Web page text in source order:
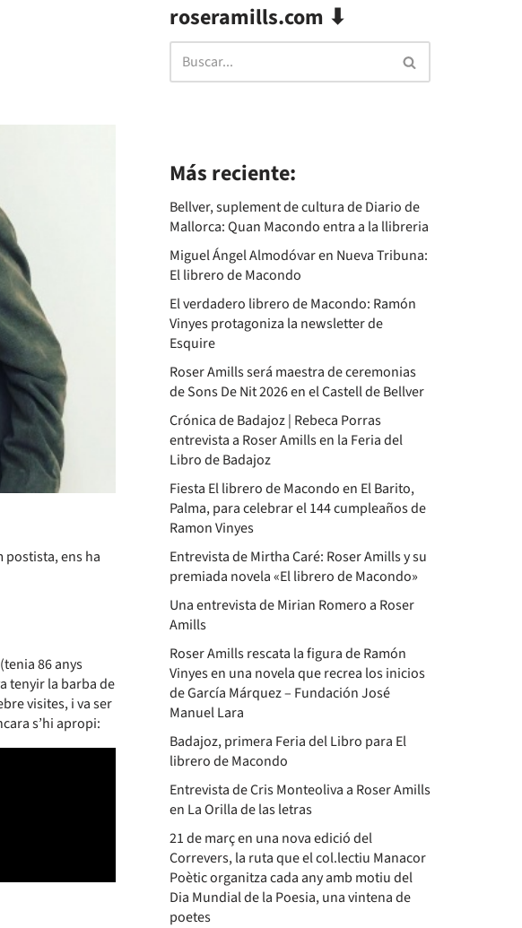
postista, ens ha
86 anys
tenyir la barba de
visites, i va ser
s’hi apropi:
roseramills.com ⬇
Más reciente:
Bellver, suplement de cultura de Diario de
Mallorca: Quan Macondo entra a la llibreria
Miguel Ángel Almodóvar en Nueva Tribuna:
El librero de Macondo
El verdadero librero de Macondo: Ramón
Vinyes protagoniza la newsletter de
Esquire
Roser Amills será maestra de ceremonias
de Sons De Nit 2026 en el Castell de Bellver
Crónica de Badajoz | Rebeca Porras
entrevista a Roser Amills en la Feria del
Libro de Badajoz
Fiesta El librero de Macondo en El Barito,
Palma, para celebrar el 144 cumpleaños de
Ramon Vinyes
Entrevista de Mirtha Caré: Roser Amills y su
premiada novela «El librero de Macondo»
Una entrevista de Mirian Romero a Roser
Amills
Roser Amills rescata la figura de Ramón
Vinyes en una novela que recrea los inicios
de García Márquez – Fundación José
Manuel Lara
Badajoz, primera Feria del Libro para El
librero de Macondo
Entrevista de Cris Monteoliva a Roser Amills
en La Orilla de las letras
21 de març en una nova edició del
Correvers, la ruta que el col.lectiu Manacor
Poètic organitza cada any amb motiu del
Dia Mundial de la Poesia, una vintena de
poetes